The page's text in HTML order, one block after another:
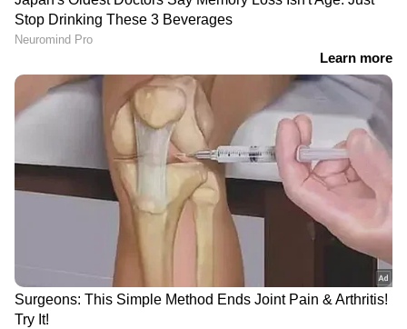
അശ്വതി ശ്രീകാന്ത്
മികച്ച നടനുള്ള ദേശീയ
പുരസ്കാരം, അമിതാഭ്
ബച്ചനൊപ്പം മമ്മൂട്ടി
സംസ്ഥാനതലത്തിൽ
പുരസ്കാരങ്ങൾ
വാങ്ങിക്കൂട്ടി; മഞ്ഞുമ്മൽ
ബോയ്‌സിന് ദേശീയ
തലത്തിൽ നിരാശ